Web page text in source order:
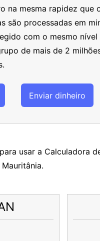
na mesma rapidez que
são processadas em
com o mesmo
de mais de 2
Enviar dinheiro
usar a Calculadora